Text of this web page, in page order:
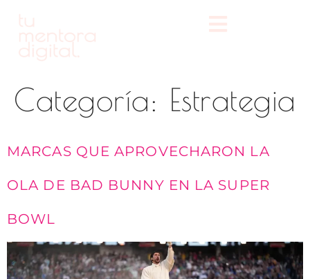
Categoría: Estrategia
MARCAS QUE APROVECHARON LA
OLA DE BAD BUNNY EN LA SUPER
BOWL